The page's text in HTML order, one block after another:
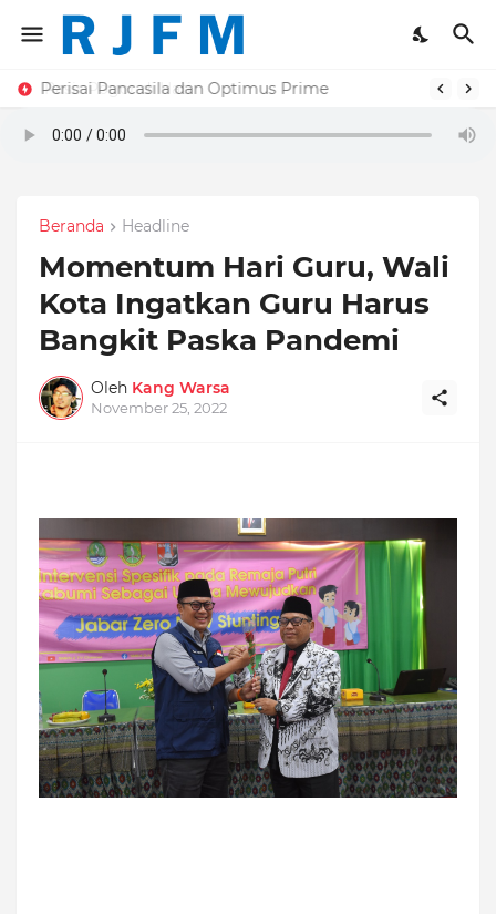
Perisai Pancasila dan Optimus Prime
Beranda Headline
Momentum Hari Guru, Wali
Kota Ingatkan Guru Harus
Bangkit Paska Pandemi
Oleh Kang Warsa
November 25, 2022